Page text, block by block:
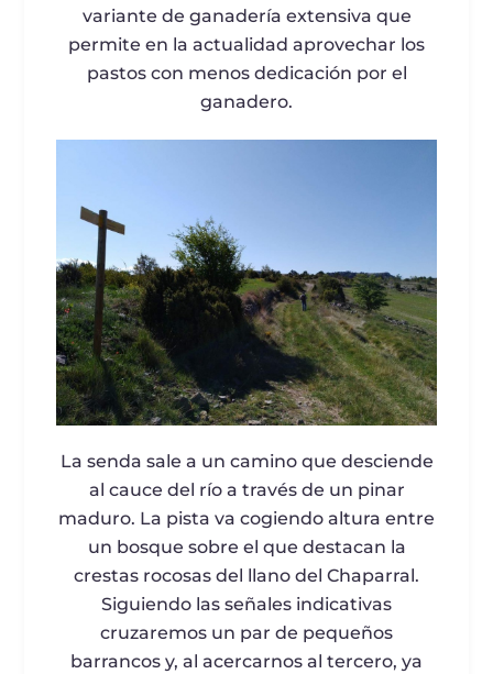
variante de ganadería extensiva que
permite en la actualidad aprovechar los
pastos con menos dedicación por el
ganadero.
La senda sale a un camino que desciende
al cauce del río a través de un pinar
maduro. La pista va cogiendo altura entre
un bosque sobre el que destacan la
crestas rocosas del llano del Chaparral.
Siguiendo las señales indicativas
cruzaremos un par de pequeños
barrancos y, al acercarnos al tercero, ya